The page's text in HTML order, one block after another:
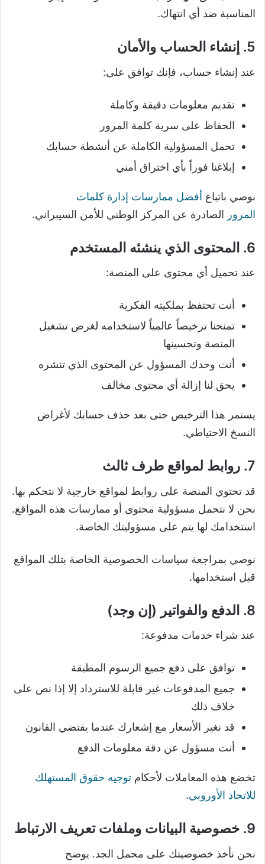
المناسبة ضد أي انتهاك.
5. إنشاء الحساب والأمان
عند إنشاء حساب، فإنك توافق على:
تقديم معلومات دقيقة وكاملة
الحفاظ على سرية كلمة المرور
تحمل المسؤولية الكاملة عن أنشطة حسابك
إبلاغنا فوراً بأي اختراق أمني
نوصي باتباع أفضل ممارسات إدارة كلمات
المرور الصادرة عن المركز الوطني للأمن السيبراني.
6. المحتوى الذي ينشئه المستخدم
عند تحميل أي محتوى على المنصة:
أنت تحتفظ بملكيته الفكرية
تمنحنا ترخيصاً عالمياً لاستخدامه لغرض تشغيل
المنصة وتحسينها
أنت وحدك المسؤول عن المحتوى الذي تنشره
يحق لنا إزالة أي محتوى مخالف
يستمر هذا الترخيص حتى بعد حذف حسابك لأغراض
النسخ الاحتياطي.
7. روابط لمواقع طرف ثالث
قد تحتوي المنصة على روابط لمواقع خارجية لا نتحكم بها.
نحن لا نتحمل مسؤولية محتوى أو ممارسات هذه المواقع.
استخدامك لها يتم على مسؤوليتك الخاصة.
نوصي بمراجعة سياسات الخصوصية الخاصة بتلك المواقع
قبل استخدامها.
8. الدفع والفواتير (إن وجد)
عند شراء خدمات مدفوعة:
توافق على دفع جميع الرسوم المطبقة
جميع المدفوعات غير قابلة للاسترداد إلا إذا نص على
خلاف ذلك
قد نغير الأسعار مع إشعارك عندما يقتضي القانون
أنت مسؤول عن دقة معلومات الدفع
تخضع هذه المعاملات لأحكام توجيه حقوق المستهلك
للاتحاد الأوروبي.
9. خصوصية البيانات وملفات تعريف الارتباط
نحن نأخذ خصوصيتك على محمل الجد. يوضح